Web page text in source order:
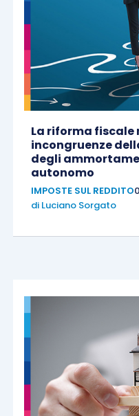
La riforma fiscale
incongruenze
degli
autonomo
IMPOSTE SUL REDDITO
di Luciano Sorgato